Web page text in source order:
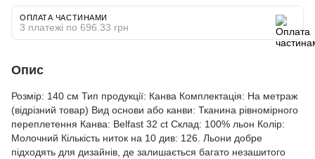
ОПЛАТА ЧАСТИНАМИ
3 платежі по 696.33 грн
Опис
Розмір: 140 см Тип продукції: Канва Комплектація: На метраж
(відрізний товар) Вид основи або канви: Тканина рівномірного
переплетення Канва: Belfast 32 ct Склад: 100% льон Колір:
Молочний Кількість ниток на 10 див: 126. Льони добре
підходять для дизайнів, де залишається багато незашитого